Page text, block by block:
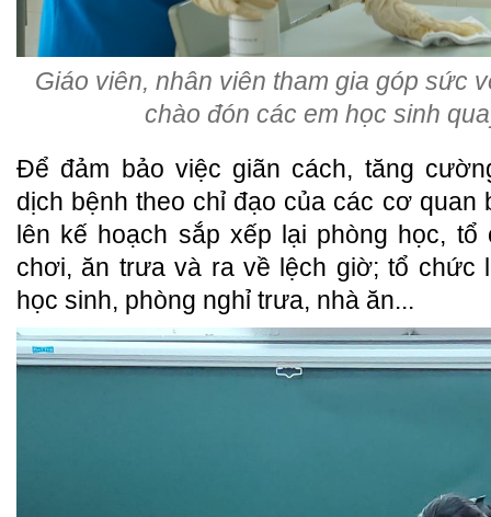
Giáo viên, nhân viên tham gia góp sức
chào đón các em học sinh
Để đảm bảo việc giãn cách, tăng
dịch bệnh theo chỉ đạo của các cơ quan
lên kế hoạch sắp xếp lại phòng học,
chơi, ăn trưa và ra về lệch giờ; tổ chức
học sinh, phòng nghỉ trưa, nhà ăn...